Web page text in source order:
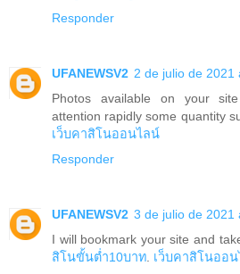
Responder
UFANEWSV2 2 de julio de 2021
Photos available on your
attention rapidly some quantity
เว็บคาสิโนออนไลน์
Responder
UFANEWSV2 3 de julio de 2021
I will bookmark your site and
สิโนขั้นต่ำ10บาท เว็บคาสิโนออ